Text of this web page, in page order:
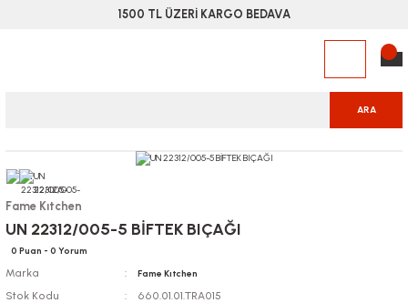
1500 TL ÜZERİ KARGO BEDAVA
ARA
Fame Kıtchen
UN 22312/005-5 BİFTEK BIÇAĞI
0 Puan - 0 Yorum
Marka Fame Kıtchen
Stok Kodu
660.01.01.TRA015